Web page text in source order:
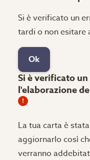
Si è verificato un
tardi o non
Ok
Si è verificato
l'elaborazione
La tua carta è
aggiornarlo così
verranno